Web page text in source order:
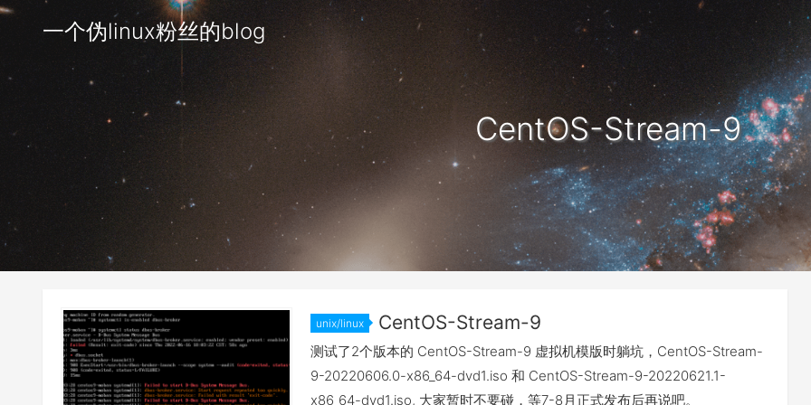
一个伪linux粉丝的blog
CentOS-Stream-9
unix/linux CentOS-Stream-9
测试了2个版本的 CentOS-Stream-9 虚拟机模版时躺坑，CentOS-Stream-
9-20220606.0-x86_64-dvd1.iso 和 CentOS-Stream-9-20220621.1-
x86_64-dvd1.iso, 大家暂时不要碰，等7-8月正式发布后再说吧。